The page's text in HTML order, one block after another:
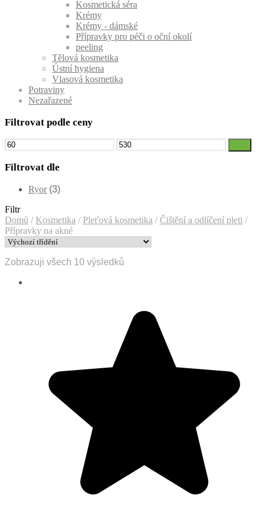
Kosmetická séra
Krémy
Krémy - dámské
Přípravky pro péči o oční okolí
peeling
Tělová kosmetika
Ústní hygiena
Vlasová kosmetika
Potraviny
Nezařazené
Filtrovat podle ceny
Minimální
cena
Maximální
cena
Filtrovat dle
Ryor (3)
Filtr
Domů / Kosmetika / Pleťová kosmetika / Čištění a odlíčení pleti /
Přípravky na akné
Zobrazuji všech 10 výsledků